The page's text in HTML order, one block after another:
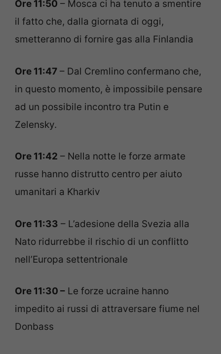
Ore 11:50 – Mosca ci ha tenuto a smentire
il fatto che, dalla giornata di oggi,
smetteranno di fornire gas alla Finlandia
Ore 11:47 – Dal Cremlino confermano che,
in questo momento, è impossibile pensare
ad un possibile incontro tra Putin e
Zelensky.
Ore 11:42 – Nella notte le forze armate
russe hanno distrutto centro per aiuto
umanitari a Kharkiv
Ore 11:33 – L’adesione della Svezia alla
Nato ridurrebbe il rischio di un conflitto
nell’Europa settentrionale
Ore 11:30 – Le forze ucraine hanno
impedito ai russi di attraversare fiume nel
Donbass